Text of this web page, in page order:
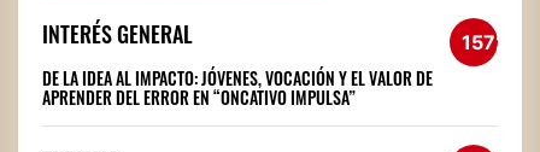
INTERÉS GENERAL 1572
DE LA IDEA AL IMPACTO: JÓVENES, VOCACIÓN Y EL VALOR DE
APRENDER DEL ERROR EN “ONCATIVO IMPULSA”